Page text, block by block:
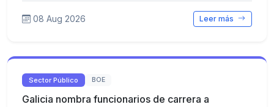
08 Aug 2026 Leer más
Sector Público BOE
Galicia nombra funcionarios de carrera a